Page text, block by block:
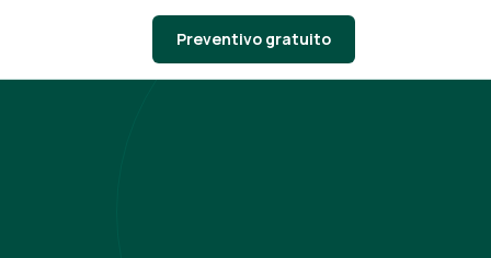
Preventivo gratuito